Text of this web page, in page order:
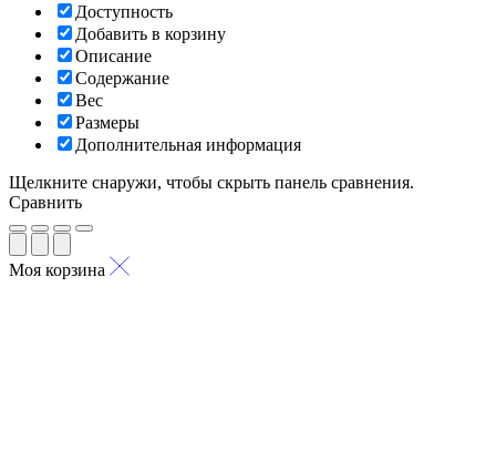
Доступность
Добавить в корзину
Описание
Содержание
Вес
Размеры
Дополнительная информация
Щелкните снаружи, чтобы скрыть панель сравнения.
Сравнить
Моя корзина